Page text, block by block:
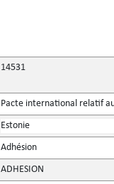
14531
Pacte international relatif
Estonie
Adhésion
ADHESION